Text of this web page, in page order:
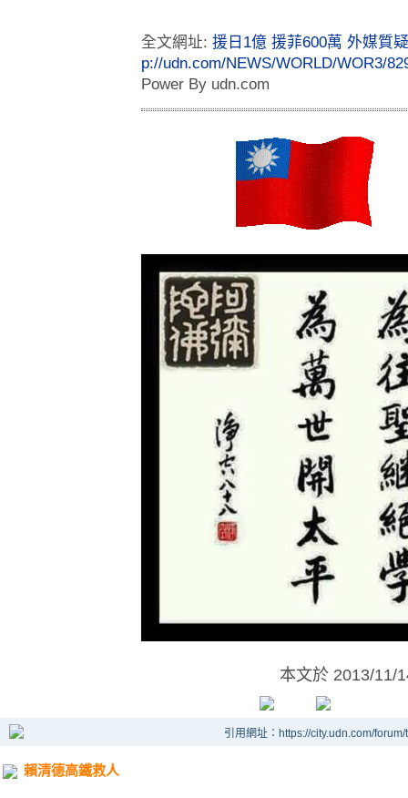
全文網址: 援日1億 援菲600萬 外媒質
p://udn.com/NEWS/WORLD/WOR3/
Power By udn.com
本文於 2013/11/
引用網址：https://city.udn.com/
賴清德高鐵救人